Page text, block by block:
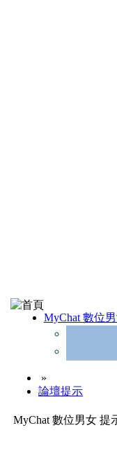
MyChat 數位
»
論壇提示
MyChat 數位男女 提